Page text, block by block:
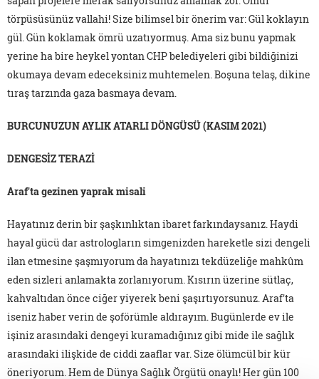
törpüsüsünüz vallahi! Size bilimsel bir önerim var: Gül koklayın
gül. Gün koklamak ömrü uzatıyormuş. Ama siz bunu yapmak
yerine ha bire heykel yontan CHP belediyeleri gibi bildiğinizi
okumaya devam edeceksiniz muhtemelen. Boşuna telaş, dikine
tıraş tarzında gaza basmaya devam.
BURCUNUZUN AYLIK ATARLI DÖNGÜSÜ (KASIM 2021)
DENGESİZ TERAZİ
Araf'ta gezinen yaprak misali
Hayatınız derin bir şaşkınlıktan ibaret farkındaysanız. Haydi
hayal gücü dar astrologların simgenizden hareketle sizi dengeli
ilan etmesine şaşmıyorum da hayatınızı tekdüzeliğe mahkûm
eden sizleri anlamakta zorlanıyorum. Kısırın üzerine sütlaç,
kahvaltıdan önce ciğer yiyerek beni şaşırtıyorsunuz. Araf'ta
iseniz haber verin de şoförümle aldırayım. Bugünlerde ev ile
işiniz arasındaki dengeyi kuramadığınız gibi mide ile sağlık
arasındaki ilişkide de ciddi zaaflar var. Size ölümcül bir kür
öneriyorum. Hem de Dünya Sağlık Örgütü onaylı! Her gün 100